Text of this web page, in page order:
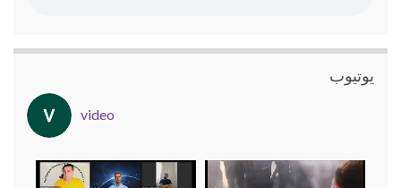
یوتیوب
video